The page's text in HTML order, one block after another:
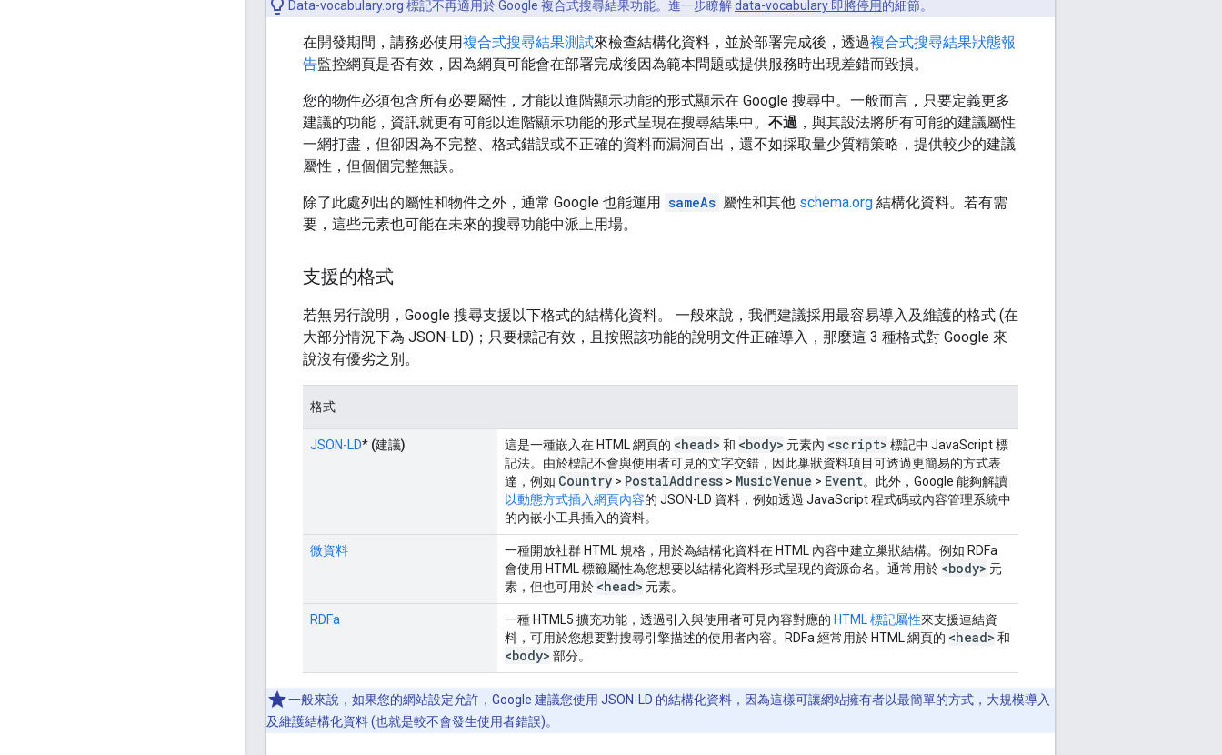
Data-vocabulary.org 標記不再適用於 Google 複合式搜尋結果功能。進一步瞭解data-vocabulary 即將停用的細節。
在開發期間，請務必使用複合式搜尋結果測試來檢查結構化資料，並於部署完成後，透過複合式搜尋結果狀態報
告監控網頁是否有效，因為網頁可能會在部署完成後因為範本問題或提供服務時出現差錯而毀損。
您的物件必須包含所有必要屬性，才能以進階顯示功能的形式顯示在 Google 搜尋中。一般而言，只要定義更多
建議的功能，資訊就更有可能以進階顯示功能的形式呈現在搜尋結果中。 不過 ，與其設法將所有可能的建議屬性
一網打盡，但卻因為不完整、格式錯誤或不正確的資料而漏洞百出，還不如採取量少質精策略，提供較少的建議
屬性，但個個完整無誤。
除了此處列出的屬性和物件之外，通常 Google 也能運用 sameAs 屬性和其他 schema.org 結構化資料。若有需
要，這些元素也可能在未來的搜尋功能中派上用場。
支援的格式
若無另行說明，Google 搜尋支援以下格式的結構化資料。 一般來說，我們建議採用最容易導入及維護的格式 (在
大部分情況下為 JSON-LD)；只要標記有效，且按照該功能的說明文件正確導入，那麼這 3 種格式對 Google 來
說沒有優劣之別。
格式
JSON-LD* (建議) 這是一種嵌入在 HTML 網頁的 <head> 和 <body> 元素內 <script> 標記中 JavaScript 標
記法。由於標記不會與使用者可見的文字交錯，因此巢狀資料項目可透過更簡易的方式表
達，例如 Country > PostalAddress > MusicVenue > Event。此外，Google 能夠解讀
以動態方式插入網頁內容的 JSON-LD 資料，例如透過 JavaScript 程式碼或內容管理系統中
的內嵌小工具插入的資料。
微資料
一種開放社群 HTML 規格，用於為結構化資料在 HTML 內容中建立巢狀結構。例如 RDFa
會使用 HTML 標籤屬性為您想要以結構化資料形式呈現的資源命名。通常用於 <body> 元
素，但也可用於 <head> 元素。
RDFa 一種 HTML5 擴充功能，透過引入與使用者可見內容對應的 HTML 標記屬性來支援連結資
料，可用於您想要對搜尋引擎描述的使用者內容。RDFa 經常用於 HTML 網頁的 <head> 和
<body> 部分。
一般來說，如果您的網站設定允許，Google 建議您使用 JSON-LD 的結構化資料，因為這樣可讓網站擁有者以最簡單的方式，大規模導入
及維護結構化資料 (也就是較不會發生使用者錯誤)。